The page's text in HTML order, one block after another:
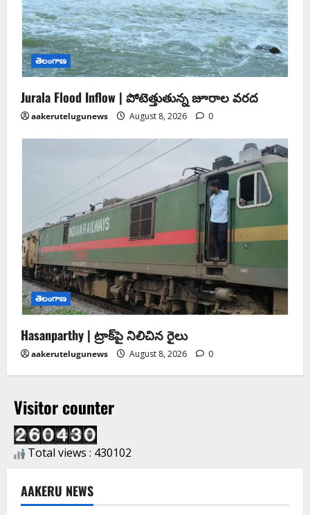
తెలంగాణ
Jurala Flood Inflow | పోటెత్తుతున్న జూరాల వరద
aakerutelugunews August 8, 2026 0
తెలంగాణ
Hasanparthy | ట్రాక్‌పై నిలిచిన రైలు
aakerutelugunews August 8, 2026 0
Visitor counter
Total views : 430102
AAKERU NEWS